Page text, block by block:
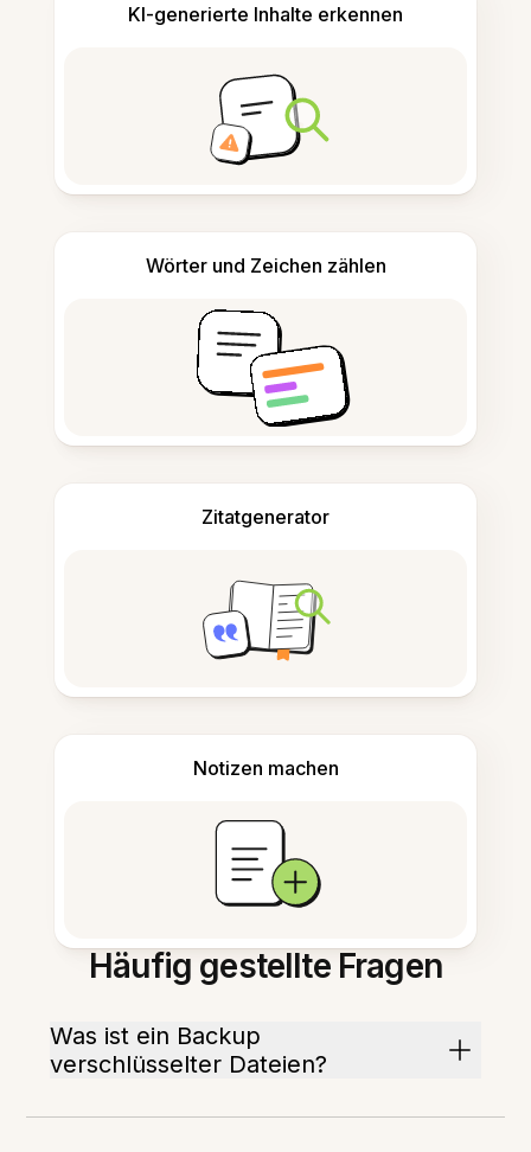
KI-generierte Inhalte erkennen
Wörter und Zeichen zählen
Zitatgenerator
Notizen machen
Häufig gestellte Fragen
Was ist ein Backup
verschlüsselter Dateien?